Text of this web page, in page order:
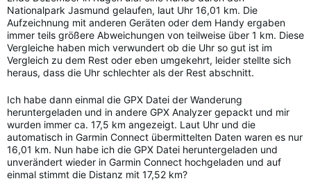
Nationalpark Jasmund gelaufen, laut Uhr 16,01 km. Die
Aufzeichnung mit anderen Geräten oder dem Handy ergaben
immer teils größere Abweichungen von teilweise über 1 km. Diese
Vergleiche haben mich verwundert ob die Uhr so gut ist im
Vergleich zu dem Rest oder eben umgekehrt, leider stellte sich
heraus, dass die Uhr schlechter als der Rest abschnitt.
Ich habe dann einmal die GPX Datei der Wanderung
heruntergeladen und in andere GPX Analyzer gepackt und mir
wurden immer ca. 17,5 km angezeigt. Laut Uhr und die
automatisch in Garmin Connect übermittelten Daten waren es nur
16,01 km. Nun habe ich die GPX Datei heruntergeladen und
unverändert wieder in Garmin Connect hochgeladen und auf
einmal stimmt die Distanz mit 17,52 km?